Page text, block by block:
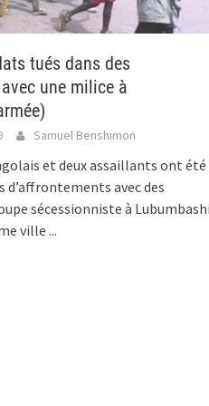
tués dans des
une milice à
Samuel Benshimon
et deux assaillants ont été
d’affrontements avec des
sécessionniste à
ville ...